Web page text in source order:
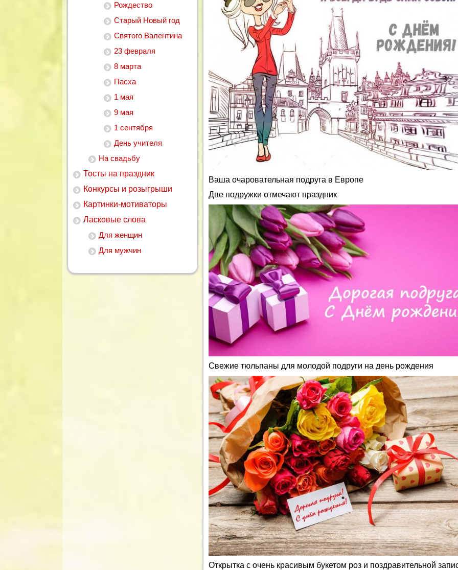
Рождество
Старый Новый год
Святого Валентина
23 февраля
8 марта
Пасха
1 мая
9 мая
1 сентября
День учителя
На свадьбу
Тосты на праздник
Конкурсы и розыгрыши
Картинки-мотиваторы
Ласковые слова
Для женщин
Для мужчин
Ваша очаровательная подруга в Европе
Две подружки отмечают праздник
Свежие тюльпаны для молодой подруги на день рождения
Открытка с очень красивым букетом роз и поздравительной